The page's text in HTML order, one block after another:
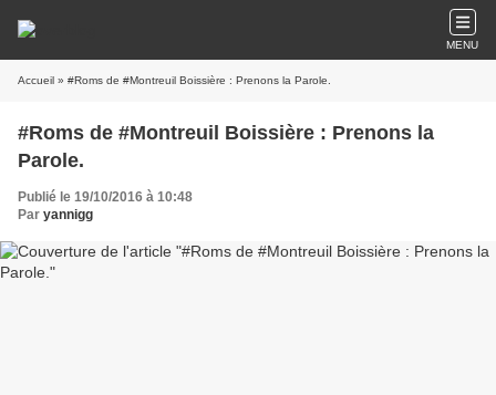
MENU
Accueil » #Roms de #Montreuil Boissière : Prenons la Parole.
#Roms de #Montreuil Boissière : Prenons la
Parole.
Publié le 19/10/2016 à 10:48
Par yannigg